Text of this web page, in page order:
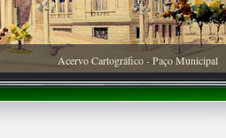
Acervo Cartográfico - Paço Municipal